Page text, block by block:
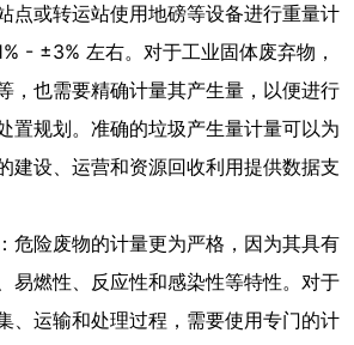
点或转运站使用地磅等设备进行重量计
- ±3% 左右。对于工业固体废弃物，
，也需要精确计量其产生量，以便进行
置规划。准确的垃圾产生量计量可以为
建设、运营和资源回收利用提供数据支
：危险废物的计量更为严格，因为其具有
易燃性、反应性和感染性等特性。对于
、运输和处理过程，需要使用专门的计